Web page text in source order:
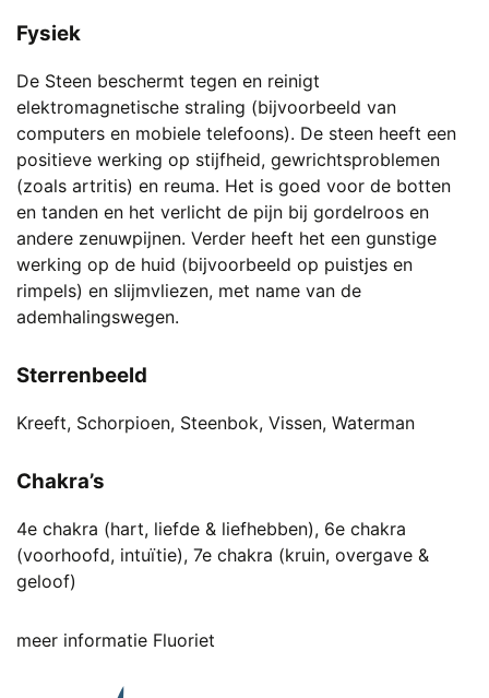
Fysiek
De Steen beschermt tegen en reinigt
elektromagnetische straling (bijvoorbeeld van
computers en mobiele telefoons). De steen heeft een
positieve werking op stijfheid, gewrichtsproblemen
(zoals artritis) en reuma. Het is goed voor de botten
en tanden en het verlicht de pijn bij gordelroos en
andere zenuwpijnen. Verder heeft het een gunstige
werking op de huid (bijvoorbeeld op puistjes en
rimpels) en slijmvliezen, met name van de
ademhalingswegen.
Sterrenbeeld
Kreeft, Schorpioen, Steenbok, Vissen, Waterman
Chakra’s
4e chakra (hart, liefde & liefhebben), 6e chakra
(voorhoofd, intuïtie), 7e chakra (kruin, overgave &
geloof)
meer informatie Fluoriet